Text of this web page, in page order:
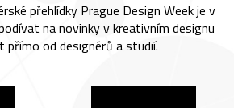
přehlídky Prague Design Week je v
na novinky v kreativním designu
přímo od designérů a studií.